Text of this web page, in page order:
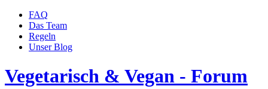
FAQ
Das Team
Regeln
Unser Blog
Vegetarisch & Vegan - Forum